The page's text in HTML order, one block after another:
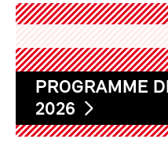
PROGRAMME
2026